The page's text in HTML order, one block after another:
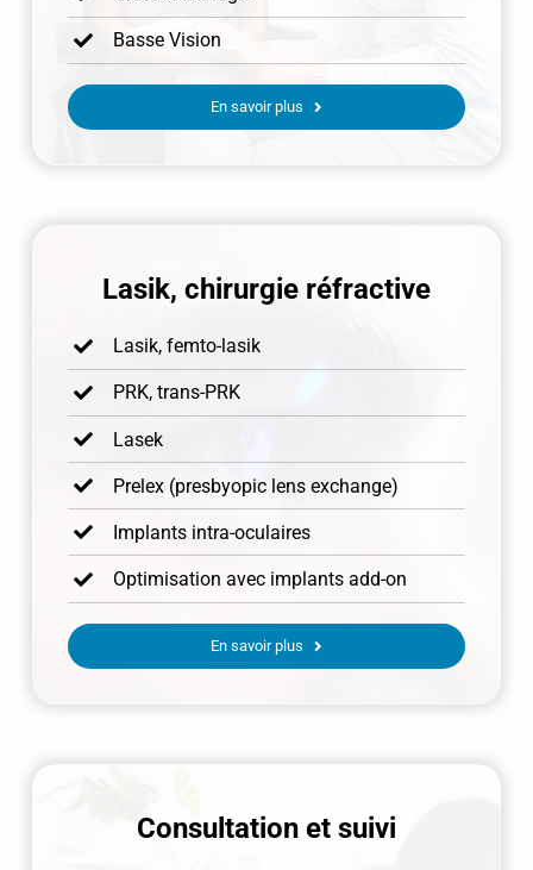
Basse Vision
En savoir plus
Lasik, chirurgie réfractive
Lasik, femto-lasik
PRK, trans-PRK
Lasek
Prelex (presbyopic lens exchange)
Implants intra-oculaires
Optimisation avec implants add-on
En savoir plus
Consultation et suivi